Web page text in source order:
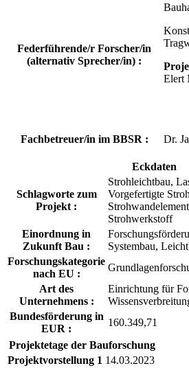
Federführende/r Forscher/in
(alternativ Sprecher/in) :
Elert
Fachbetreuer/in im BBSR : Dr.
Eckdaten
Schlagworte zum
Projekt :
Strohleichtbau,
Vorgefertigte
Strohwerkstoff
Einordnung in
Zukunft Bau :
Systembau,
Forschungskategorie
nach EU :
Art des
Unternehmens :
Einrichtung für
Bundesförderung in
EUR :
160.349,71
Projektetage der Bauforschung
Projektvorstellung 1 14.03.2023